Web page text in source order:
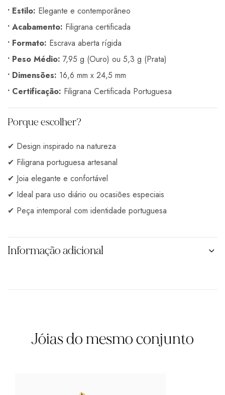
• Estilo: Elegante e contemporâneo
• Acabamento: Filigrana certificada
• Formato: Escrava aberta rígida
• Peso Médio: 7,95 g (Ouro) ou 5,3 g (Prata)
• Dimensões: 16,6 mm x 24,5 mm
• Certificação: Filigrana Certificada Portuguesa
Porque escolher?
✔ Design inspirado na natureza
✔ Filigrana portuguesa artesanal
✔ Joia elegante e confortável
✔ Ideal para uso diário ou ocasiões especiais
✔ Peça intemporal com identidade portuguesa
Informação adicional
Jóias do mesmo conjunto